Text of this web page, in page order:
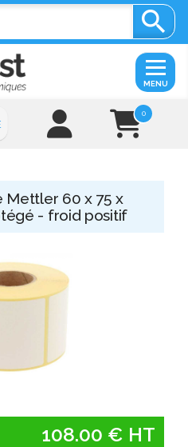

0
MENU
Mettler 60 x 75 x
- froid positif
108.00 € HT